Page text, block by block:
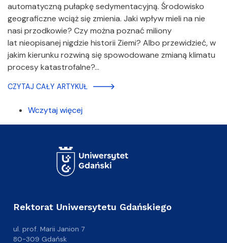
automatyczną pułapkę sedymentacyjną. Środowisko
geograficzne wciąż się zmienia. Jaki wpływ mieli na nie
nasi przodkowie? Czy można poznać miliony
lat nieopisanej nigdzie historii Ziemi? Albo przewidzieć, w
jakim kierunku rozwiną się spowodowane zmianą klimatu
procesy katastrofalne?…
CZYTAJ CAŁY ARTYKUŁ
Wczytaj więcej
Rektorat Uniwersytetu Gdańskiego
ul. prof. Marii Janion 7
80-309 Gdańsk